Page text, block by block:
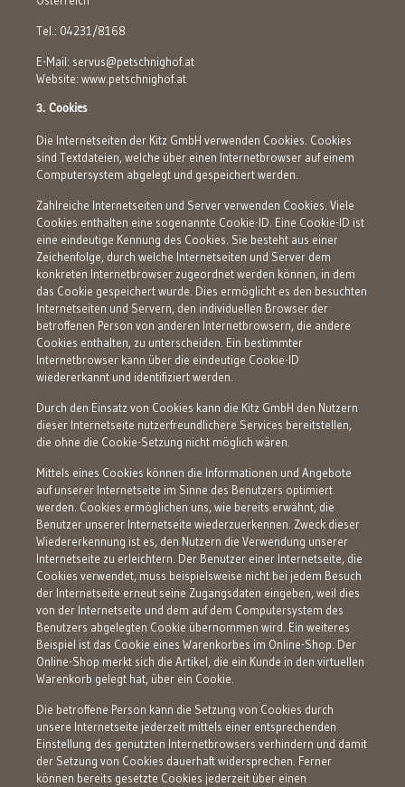
Tel.: 04231/8168
E-Mail: servus@petschnighof.at
Website: www.petschnighof.at
3. Cookies
Die Internetseiten der Kitz GmbH verwenden Cookies. Cookies
sind Textdateien, welche über einen Internetbrowser auf einem
Computersystem abgelegt und gespeichert werden.
Zahlreiche Internetseiten und Server verwenden Cookies. Viele
Cookies enthalten eine sogenannte Cookie-ID. Eine Cookie-ID ist
eine eindeutige Kennung des Cookies. Sie besteht aus einer
Zeichenfolge, durch welche Internetseiten und Server dem
konkreten Internetbrowser zugeordnet werden können, in dem
das Cookie gespeichert wurde. Dies ermöglicht es den besuchten
Internetseiten und Servern, den individuellen Browser der
betroffenen Person von anderen Internetbrowsern, die andere
Cookies enthalten, zu unterscheiden. Ein bestimmter
Internetbrowser kann über die eindeutige Cookie-ID
wiedererkannt und identifiziert werden.
Durch den Einsatz von Cookies kann die Kitz GmbH den Nutzern
dieser Internetseite nutzerfreundlichere Services bereitstellen,
die ohne die Cookie-Setzung nicht möglich wären.
Mittels eines Cookies können die Informationen und Angebote
auf unserer Internetseite im Sinne des Benutzers optimiert
werden. Cookies ermöglichen uns, wie bereits erwähnt, die
Benutzer unserer Internetseite wiederzuerkennen. Zweck dieser
Wiedererkennung ist es, den Nutzern die Verwendung unserer
Internetseite zu erleichtern. Der Benutzer einer Internetseite, die
Cookies verwendet, muss beispielsweise nicht bei jedem Besuch
der Internetseite erneut seine Zugangsdaten eingeben, weil dies
von der Internetseite und dem auf dem Computersystem des
Benutzers abgelegten Cookie übernommen wird. Ein weiteres
Beispiel ist das Cookie eines Warenkorbes im Online-Shop. Der
Online-Shop merkt sich die Artikel, die ein Kunde in den virtuellen
Warenkorb gelegt hat, über ein Cookie.
Die betroffene Person kann die Setzung von Cookies durch
unsere Internetseite jederzeit mittels einer entsprechenden
Einstellung des genutzten Internetbrowsers verhindern und damit
der Setzung von Cookies dauerhaft widersprechen. Ferner
können bereits gesetzte Cookies jederzeit über einen